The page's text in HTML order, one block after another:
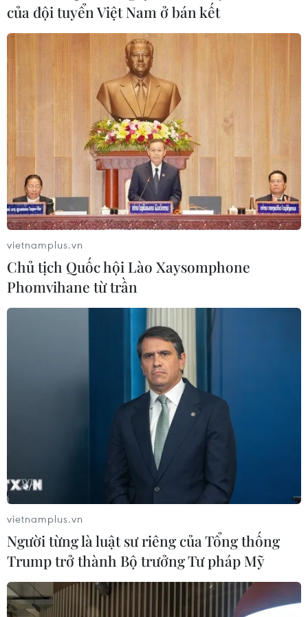
Dịch COVID-19 ở Đông Nam Á:
Philippines có số ca tử vong cao nhất ngày
12/04/2020 10:53
Bộ Y tế Philippines cho biết nước này đã ghi nhận thêm
50 ca tử vong do virus SARS-CoV-2, mức cao kỷ lục
trong một ngày, trong khi Indonesia cũng có 399 ca
nhiễm trong ngày qua.
của đội tuyển Việt Nam ở bán kết
vietnamplus.vn
Chủ tịch Quốc hội Lào Xaysomphone
Phomvihane từ trần
vietnamplus.vn
Người từng là luật sư riêng của Tổng thống
Trump trở thành Bộ trưởng Tư pháp Mỹ